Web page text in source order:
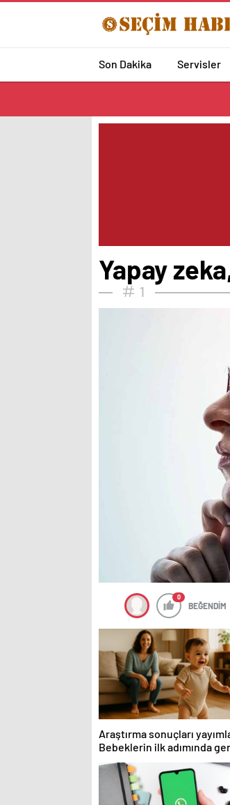
Son Dakika Servisler
Yapay
1
0
BEĞENDİM
Araştırma sonuçları
Bebeklerin ilk adımında
ve çevre etkisi